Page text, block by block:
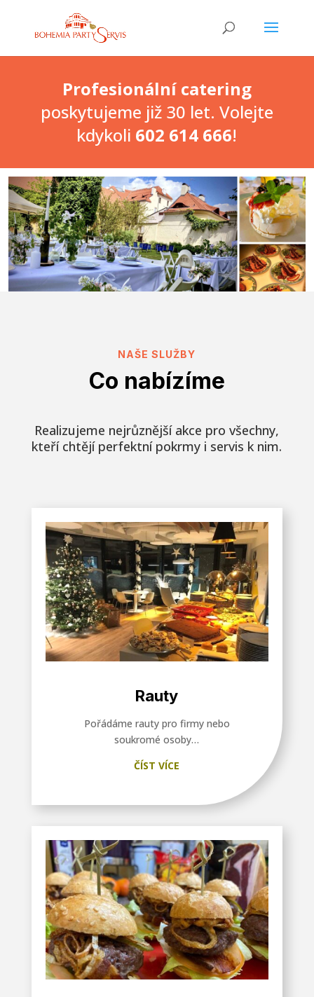
Profesionální catering
poskytujeme již 30 let. Volejte
kdykoli 602 614 666!
NAŠE SLUŽBY
Co nabízíme
Realizujeme nejrůznější akce pro všechny,
kteří chtějí perfektní pokrmy i servis k nim.
Rauty
Pořádáme rauty pro firmy nebo
soukromé osoby…
ČÍST VÍCE